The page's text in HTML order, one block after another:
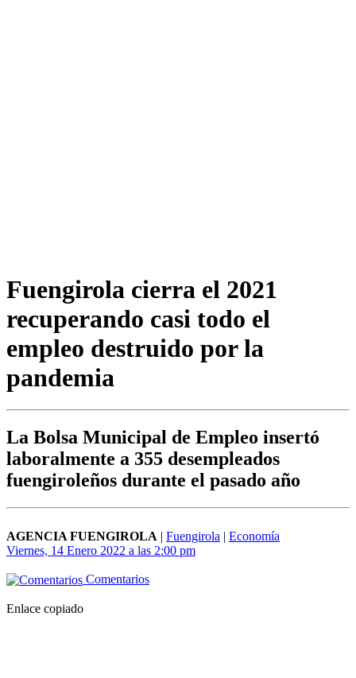
Fuengirola cierra el 2021
recuperando casi todo el
empleo destruido por la
pandemia
La Bolsa Municipal de Empleo insertó
laboralmente a 355 desempleados
fuengiroleños durante el pasado año
AGENCIA FUENGIROLA | Fuengirola | Economía
Viernes, 14 Enero 2022 a las 2:00 pm
Comentarios
Enlace copiado